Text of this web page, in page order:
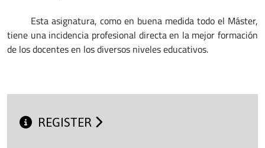
Esta asignatura, como en buena medida todo el Máster,
tiene una incidencia profesional directa en la mejor formación
de los docentes en los diversos niveles educativos.
REGISTER